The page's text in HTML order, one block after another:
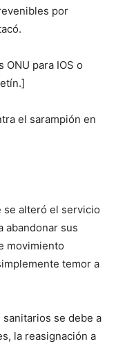
por
para IOS o
el sarampión en
se alteró el servicio
abandonar sus
movimiento
temor a
se debe a
la reasignación a